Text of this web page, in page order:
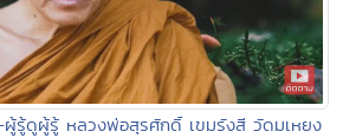
รู้ดูผู้รู้ หลวงพ่อสุรศักดิ์ เขมรังสี วัดมเหยง